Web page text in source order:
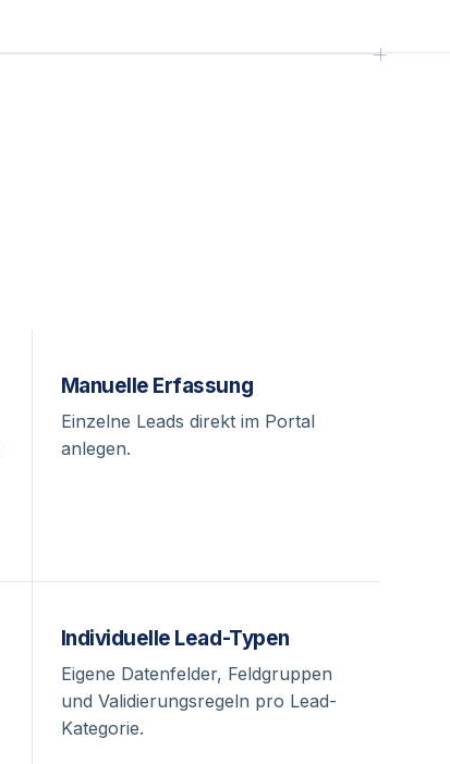
Manuelle Erfassung
Einzelne Leads direkt im Portal
anlegen.
Individuelle Lead-Typen
Eigene Datenfelder, Feldgruppen
und Validierungsregeln pro Lead-
Kategorie.